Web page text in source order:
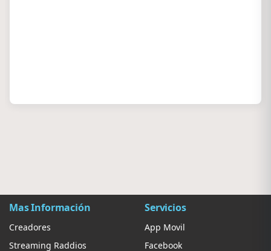
Mas Información
Creadores
Streaming Raddios
Servicios
App Movil
Facebook